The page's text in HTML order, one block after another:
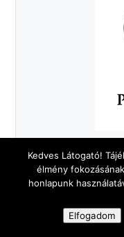
Egy perc
Kedves Látogató!
élmény
honlapunk
Elfogadom